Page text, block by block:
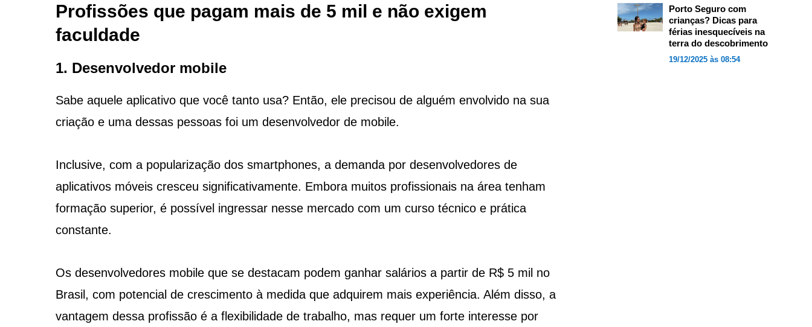
Profissões que pagam mais de 5 mil e não exigem
faculdade
1. Desenvolvedor mobile
Sabe aquele aplicativo que você tanto usa? Então, ele precisou de alguém envolvido na sua
criação e uma dessas pessoas foi um desenvolvedor de mobile.
Inclusive, com a popularização dos smartphones, a demanda por desenvolvedores de
aplicativos móveis cresceu significativamente. Embora muitos profissionais na área tenham
formação superior, é possível ingressar nesse mercado com um curso técnico e prática
constante.
Os desenvolvedores mobile que se destacam podem ganhar salários a partir de R$ 5 mil no
Brasil, com potencial de crescimento à medida que adquirem mais experiência. Além disso, a
vantagem dessa profissão é a flexibilidade de trabalho, mas requer um forte interesse por
Porto Seguro com
crianças? Dicas para
férias inesquecíveis na
terra do descobrimento
19/12/2025 às 08:54